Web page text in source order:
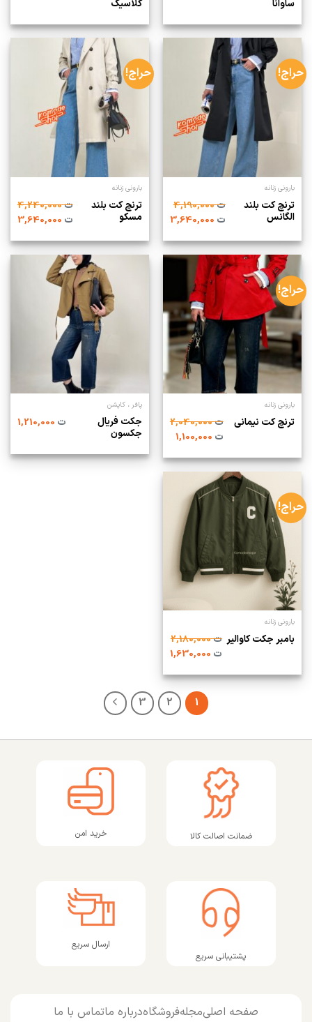
ساوانا کلاسیک
حراج!
بارونی زنانه
ترنچ کت بلند
الگانس
ت4,190,000
ت3,640,000
حراج!
بارونی زنانه
ترنچ کت بلند
مسکو
ت4,240,000
ت3,640,000
حراج!
بارونی زنانه
ترنچ کت نیمانی ت2,040,000
ت1,100,000
پافر ، کاپشن
جکت فریال
جکسون
ت1,210,000
حراج!
بارونی زنانه
بامبر جکت کاوالیر ت2,180,000
ت1,630,000
2
3
ضمانت اصالت کالا خرید امن
پشتیبانی سریع
ارسال سریع
صفحه اصلیمجلهفروشگاهدرباره ماتماس با ما